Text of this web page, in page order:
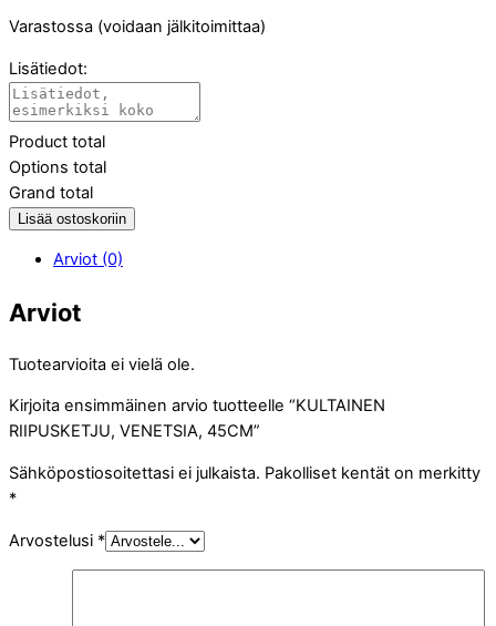
Varastossa (voidaan jälkitoimittaa)
Lisätiedot:
Product total
Options total
Grand total
Lisää ostoskoriin
Arviot (0)
Arviot
Tuotearvioita ei vielä ole.
Kirjoita ensimmäinen arvio tuotteelle “KULTAINEN
RIIPUSKETJU, VENETSIA, 45CM”
Sähköpostiosoitettasi ei julkaista. Pakolliset kentät on merkitty
*
Arvostelusi *